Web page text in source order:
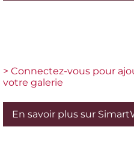
> Connectez-vous pour
votre galerie
En savoir plus sur